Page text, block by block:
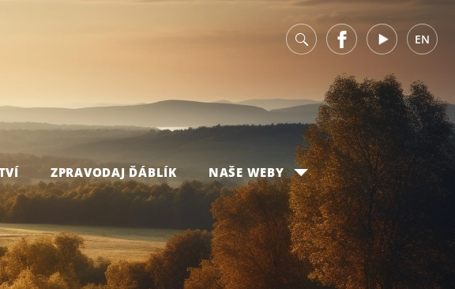
v FacebookYoutube EN
ZPRAVODAJ ĎÁBLÍK NAŠE WEBY